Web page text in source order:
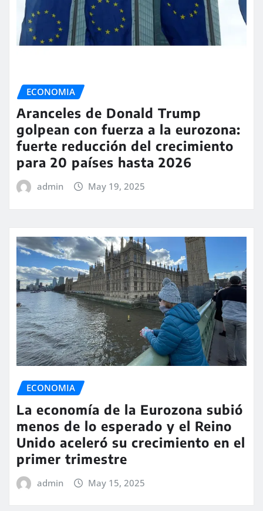
ECONOMIA
Aranceles de Donald Trump
golpean con fuerza a la eurozona:
fuerte reducción del crecimiento
para 20 países hasta 2026
admin May 19, 2025
ECONOMIA
La economía de la Eurozona subió
menos de lo esperado y el Reino
Unido aceleró su crecimiento en el
primer trimestre
admin May 15, 2025